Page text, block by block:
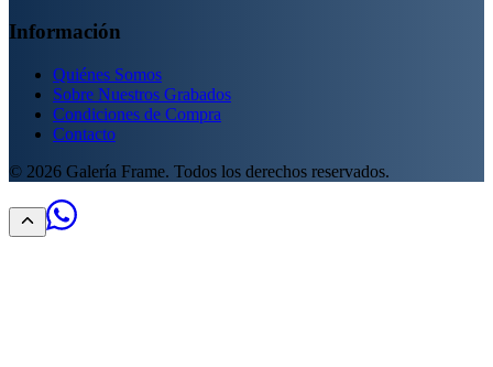
Información
Quiénes Somos
Sobre Nuestros Grabados
Condiciones de Compra
Contacto
© 2026 Galería Frame. Todos los derechos reservados.